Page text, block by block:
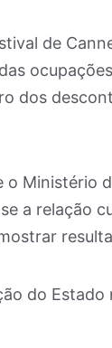
de
dos
Ministério
a relação
do Estado